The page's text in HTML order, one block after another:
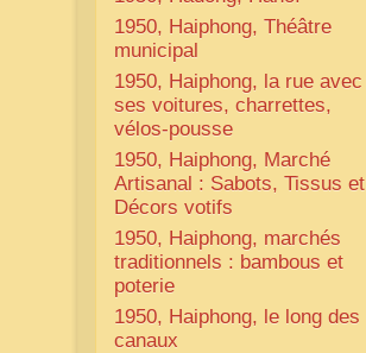
1950, Haiphong, Théâtre
municipal
1950, Haiphong, la rue avec
ses voitures, charrettes,
vélos-pousse
1950, Haiphong, Marché
Artisanal : Sabots, Tissus et
Décors votifs
1950, Haiphong, marchés
traditionnels : bambous et
poterie
1950, Haiphong, le long des
canaux